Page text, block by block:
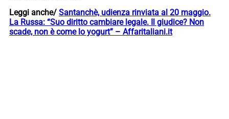
Leggi anche/ Santanchè, udienza rinviata al 20 maggio.
La Russa: “Suo diritto cambiare legale. Il giudice? Non
scade, non è come lo yogurt” – Affaritaliani.it